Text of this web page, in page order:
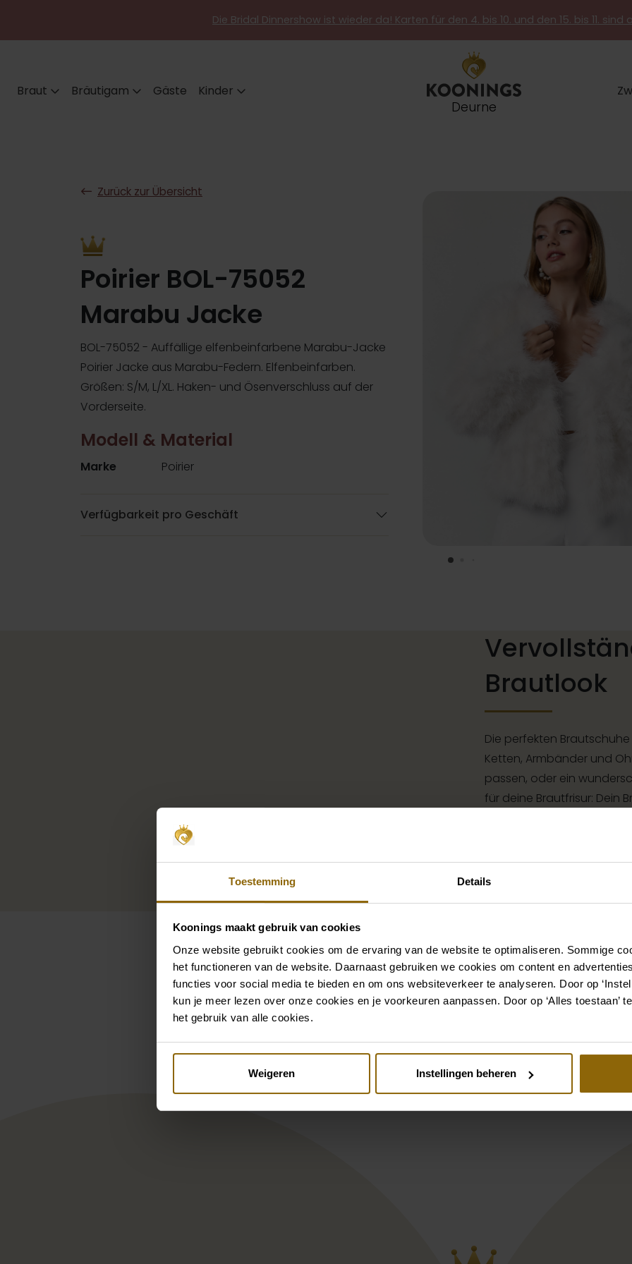
Toestemming Details
Koonings maakt gebruik van cookies
Onze website gebruikt cookies om de ervaring van de website te optimaliseren. Sommige
het functioneren van de website. Daarnaast gebruiken we cookies om content en
functies voor social media te bieden en om ons websiteverkeer te analyseren. Door op
kun je meer lezen over onze cookies en je voorkeuren aanpassen. Door op ‘Alles toestaan’
het gebruik van alle cookies.
Weigeren Instellingen beheren
Die Bridal Dinnershow ist wieder da! Karten für den 4. bis 10. und den 15. bis 11.
Braut Bräutigam Gäste Kinder
Deurne
Zurück zur Übersicht
Poirier BOL-75052
Marabu Jacke
BOL-75052 - Auffällige elfenbeinfarbene Marabu-Jacke
Poirier Jacke aus Marabu-Federn. Elfenbeinfarben.
Größen: S/M, L/XL. Haken- und Ösenverschluss auf der
Vorderseite.
Modell & Material
Marke Poirier
Verfügbarkeit pro Geschäft
Brautlook
Die perfekten
Ketten, Armbänder und
passen, oder ein
für deine Brautfrisur: Dein
Siehe auch
Poirier GL-76006 Handschuh | Tüll | 55cm
Pinterest
Poirier T-75402 Oberteil | Matt satiniert |
Pinterest
Poirier CB-